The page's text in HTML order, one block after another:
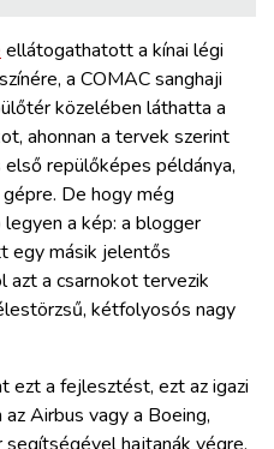
ellátogathatott a kínai légi
a COMAC sanghaji
közelében láthatta a
ahonnan a tervek szerint
repülőképes példánya,
De hogy még
a kép: a blogger
egy másik jelentős
azt a csarnokot tervezik
kétfolyosós nagy
ezt a fejlesztést, ezt az igazi
Airbus vagy a Boeing,